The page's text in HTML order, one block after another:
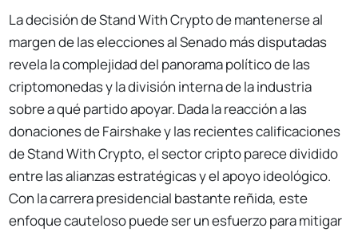
La decisión de Stand With Crypto de mantenerse al
margen de las elecciones al Senado más disputadas
revela la complejidad del panorama político de las
criptomonedas y la división interna de la industria
sobre a qué partido apoyar. Dada la reacción a las
donaciones de Fairshake y las recientes calificaciones
de Stand With Crypto, el sector cripto parece dividido
entre las alianzas estratégicas y el apoyo ideológico.
Con la carrera presidencial bastante reñida, este
enfoque cauteloso puede ser un esfuerzo para mitigar